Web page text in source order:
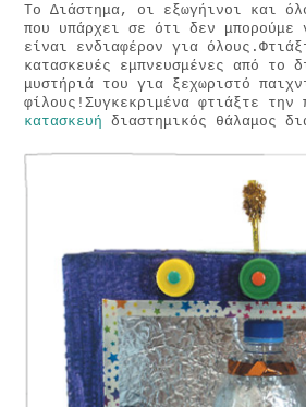
Το Διάστημα, οι εξωγήινοι και
που υπάρχει σε ότι δεν μπορούμε
είναι ενδιαφέρον για
κατασκευές εμπνευσμένες από το
μυστήριά του για ξεχωριστό
φίλους!Συγκεκριμένα φτιάξτε την
κατασκευή διαστημικός θάλαμος